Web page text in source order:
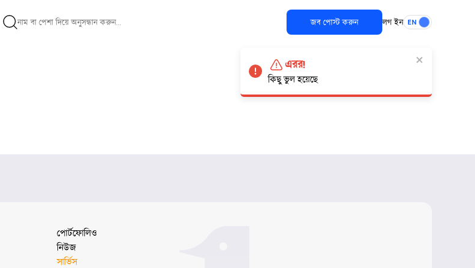
জব পোস্ট করুন লগ ইন EN
পোর্টফোলিও
নিউজ
সার্ভিস
এরর!
কিছু ভুল হয়েছে